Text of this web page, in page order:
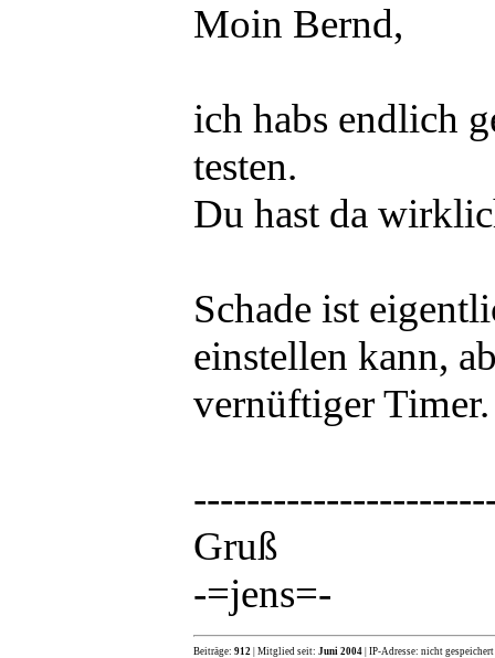
Moin Bernd,
ich habs endlich
testen.
Du hast da
Schade ist
einstellen kann,
vernüftiger Timer.
Gruß
-=jens=-
Beiträge: 912| Mitglied seit: Juni 2004| IP-Adresse: nicht gespeichert